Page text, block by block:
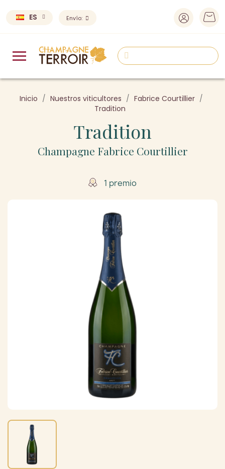
ES Envío:
Inicio Nuestros viticultores
Fabrice Courtillier
Tradition
Tradition
Champagne Fabrice Courtillier
1 premio